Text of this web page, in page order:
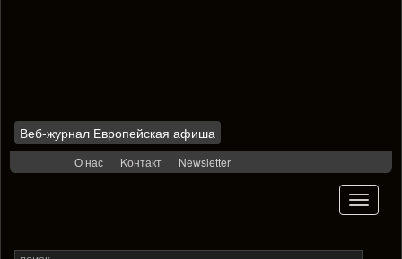
Веб-журнал Европейская афиша
О нас Kонтакт Newsletter
Toggle